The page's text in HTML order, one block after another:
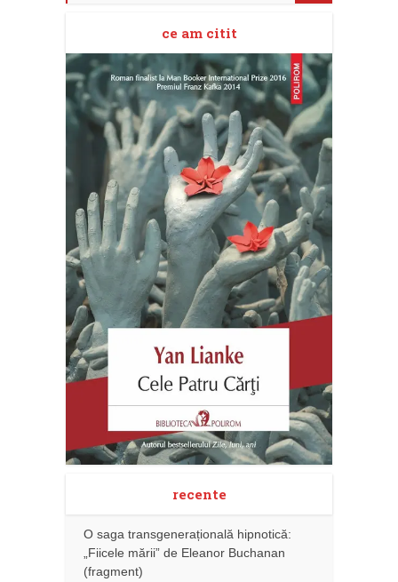
ce am citit
recente
O saga transgenerațională hipnotică:
„Fiicele mării” de Eleanor Buchanan
(fragment)